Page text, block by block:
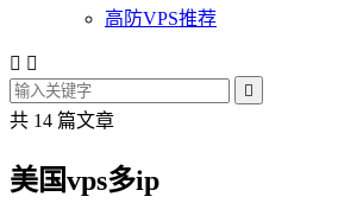
高防VPS推荐
 

共 14 篇文章
美国vps多ip